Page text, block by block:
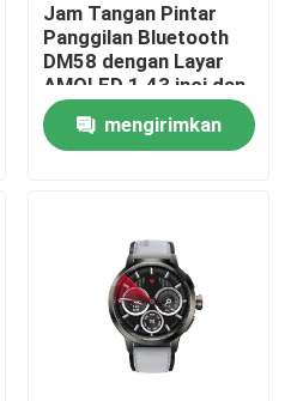
Jam Tangan Pintar
Panggilan Bluetooth
DM58 dengan Layar
AMOLED 1.43 inci dan
Tahan Air 5ATM
mengirimkan